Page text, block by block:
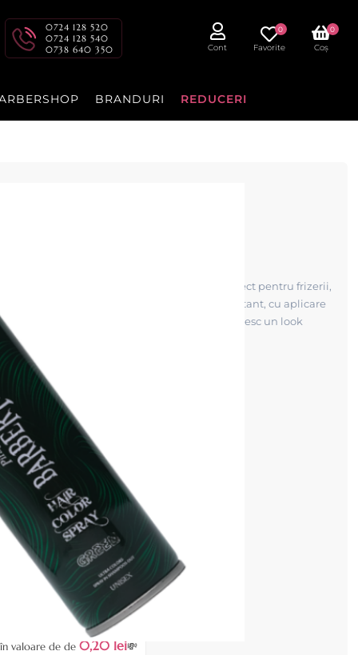
0724 128 520
0724 128 540
0738 640 350
Cont Favorite
0
Coș
0
BRANDURI REDUCERI
150ml este un spray colorant profesional, perfect pentru frizerii,
Oferă o nuanță verde vibrantă și intensă instant, cu aplicare
a părului — ideal pentru clienți care doresc un look
dvs.
valoare de de0,20 lei💸